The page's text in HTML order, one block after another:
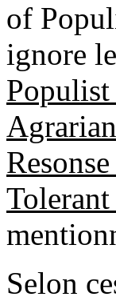
of
ignore
Selon